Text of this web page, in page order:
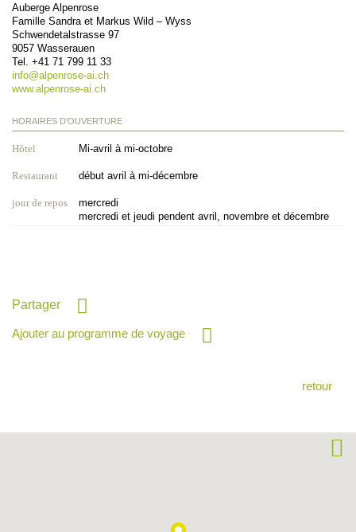
Auberge Alpenrose
Famille Sandra et Markus Wild – Wyss
Schwendetalstrasse 97
9057 Wasserauen
Tel. +41 71 799 11 33
info@alpenrose-ai.ch
www.alpenrose-ai.ch
HORAIRES D'OUVERTURE
Hôtel
Restaurant
jour de repos
Mi-avril à mi-octobre
début avril à mi-décembre
mercredi
mercredi et jeudi pendent avril, novembre et décembre
Partager
Ajouter au programme de voyage
retour